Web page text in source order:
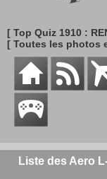
[ Top Quiz 1910 :
[ Toutes les photos
Liste des Aero